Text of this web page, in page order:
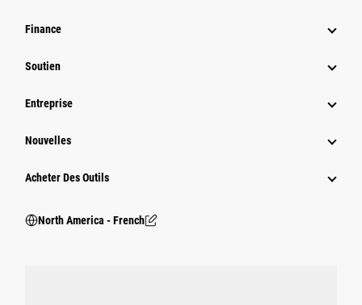
Finance
Soutien
Entreprise
Nouvelles
Acheter Des Outils
North America - French